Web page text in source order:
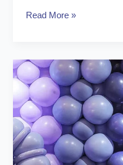
Read More »
Masterclass
Contenido
Creativo
para
Revivir
tus
Redes